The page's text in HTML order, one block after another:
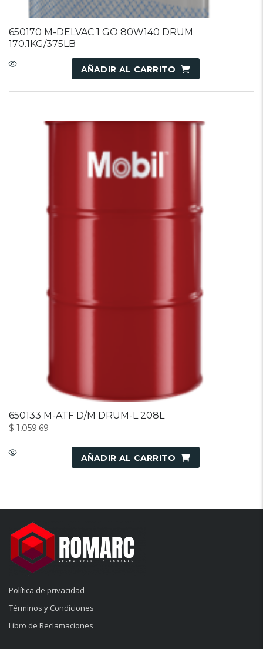
650170 M-DELVAC 1 GO 80W140 DRUM
170.1KG/375LB
AÑADIR AL CARRITO
650133 M-ATF D/M DRUM-L 208L
$ 1,059.69
AÑADIR AL CARRITO
Política de privacidad
Términos y Condiciones
Libro de Reclamaciones